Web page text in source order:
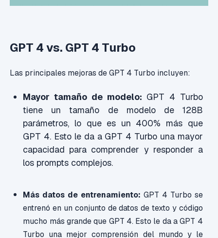
GPT 4 vs. GPT 4 Turbo
Las principales mejoras de GPT 4 Turbo incluyen:
Mayor tamaño de modelo: GPT 4 Turbo
tiene un tamaño de modelo de 128B
parámetros, lo que es un 400% más que
GPT 4. Esto le da a GPT 4 Turbo una mayor
capacidad para comprender y responder a
los prompts complejos.
Más datos de entrenamiento: GPT 4 Turbo se
entrenó en un conjunto de datos de texto y código
mucho más grande que GPT 4. Esto le da a GPT 4
Turbo una mejor comprensión del mundo y le